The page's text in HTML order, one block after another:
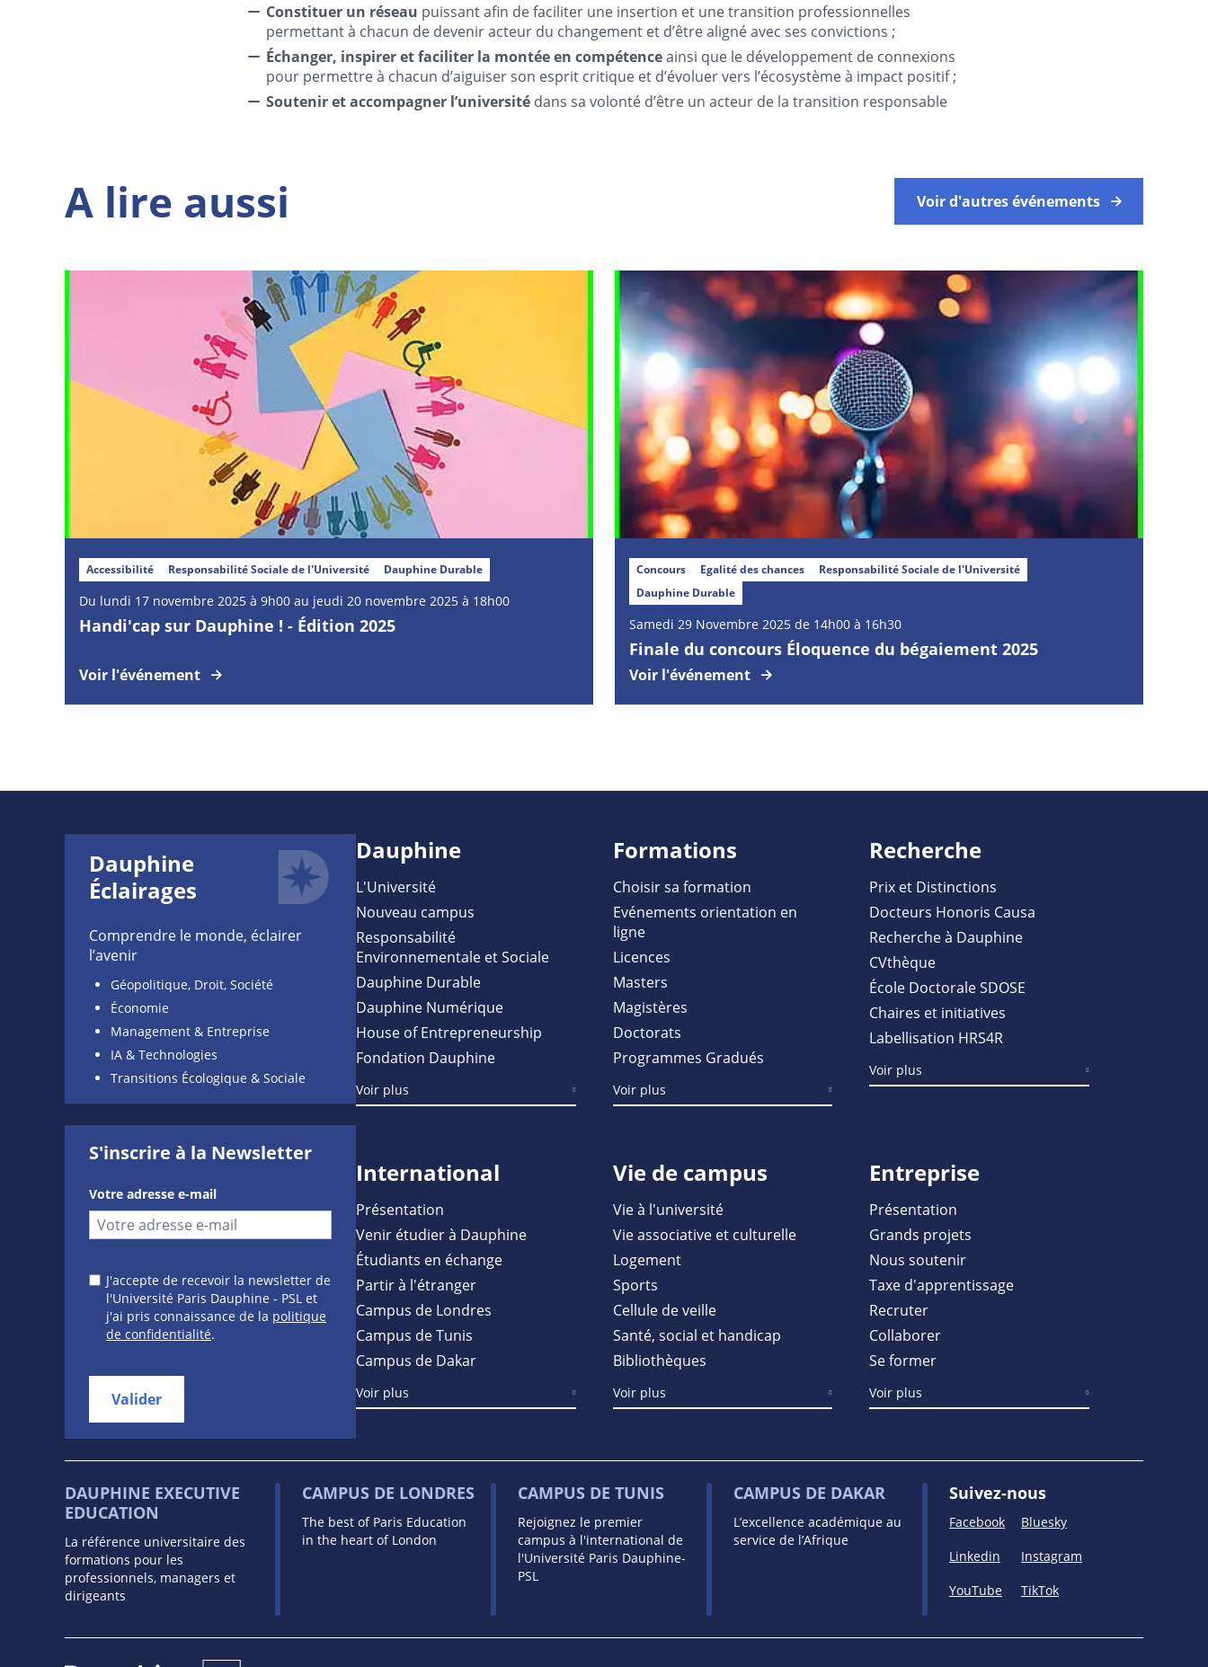
Constituer un réseau puissant afin de faciliter une insertion et une transition professionnelles
permettant à chacun de devenir acteur du changement et d’être aligné avec ses convictions ;
Échanger, inspirer et faciliter la montée en compétenceainsi que le développement de connexions
pour permettre à chacun d’aiguiser son esprit critique et d’évoluer vers l’écosystème à impact positif ;
Soutenir et accompagner l’université dans sa volonté d’être un acteur de la transition responsable
A lire aussi Voir d'autres événements
Accessibilité Responsabilité Sociale de l'Université Dauphine Durable
Du lundi 17 novembre 2025 à 9h00 au jeudi 20 novembre 2025 à 18h00
Handi'cap sur Dauphine ! - Édition 2025
Voir l'événement
Concours Egalité des chances
Responsabilité Sociale de l'Université
Dauphine Durable
Samedi 29 Novembre 2025 de 14h00 à 16h30
Finale du concours Éloquence du bégaiement 2025
Voir l'événement
Dauphine
Éclairages
Comprendre le monde, éclairer
l’avenir
Géopolitique, Droit, Société
Économie
Management & Entreprise
IA & Technologies
Transitions Écologique & Sociale
S'inscrire à la Newsletter
Votre adresse e-mail
J'accepte de recevoir la newsletter de
l'Université Paris Dauphine - PSL et
j'ai pris connaissance de la politique
de confidentialité.
Valider
Dauphine
L'Université
Nouveau campus
Responsabilité
Environnementale et Sociale
Dauphine Durable
Dauphine Numérique
House of Entrepreneurship
Fondation Dauphine
Voir plus
Formations
Choisir sa formation
Evénements orientation en
ligne
Licences
Masters
Magistères
Doctorats
Programmes Gradués
Voir plus
Recherche
Prix et Distinctions
Docteurs Honoris Causa
Recherche à Dauphine
CVthèque
École Doctorale SDOSE
Chaires et initiatives
Labellisation HRS4R
Voir plus
International
Présentation
Venir étudier à Dauphine
Étudiants en échange
Partir à l'étranger
Campus de Londres
Campus de Tunis
Campus de Dakar
Voir plus
Vie de campus
Vie à l'université
Vie associative et culturelle
Logement
Sports
Cellule de veille
Santé, social et handicap
Bibliothèques
Voir plus
Entreprise
Présentation
Grands projets
Nous soutenir
Taxe d'apprentissage
Recruter
Collaborer
Se former
Voir plus
DAUPHINE EXECUTIVE
EDUCATION
La référence universitaire des
formations pour les
professionnels, managers et
dirigeants
CAMPUS DE LONDRES
The best of Paris Education
in the heart of London
CAMPUS DE TUNIS
Rejoignez le premier
campus à l'international de
l'Université Paris Dauphine-
PSL
CAMPUS DE DAKAR
L’excellence académique au
service de l’Afrique
Suivez-nous
Facebook
Bluesky
Linkedin
Instagram
YouTube
TikTok